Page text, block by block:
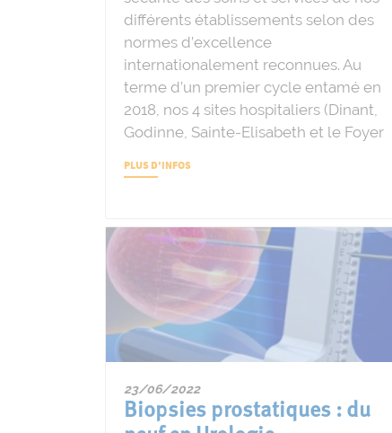
différents établissements selon des
normes d’excellence
internationalement reconnues. Au
terme d’un premier cycle entamé en
2018, nos 4 sites hospitaliers (Dinant,
Godinne, Sainte-Elisabeth et le Foyer
PLUS D'INFOS
23/06/2022
Biopsies prostatiques : du